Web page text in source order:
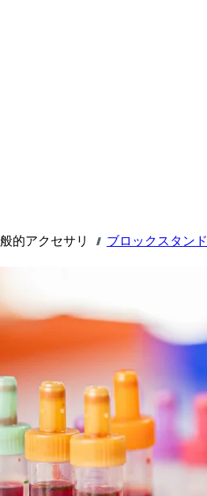
的アクセサリ /// ブロックスタンド